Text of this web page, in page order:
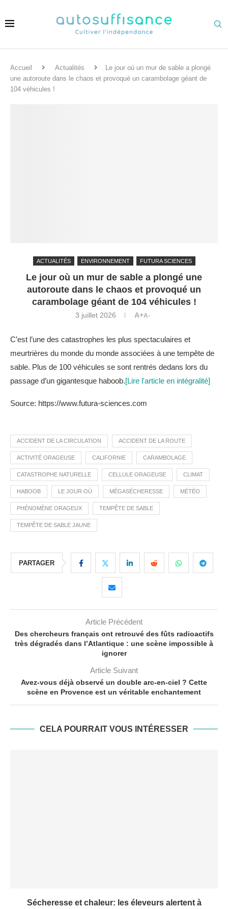
Accueil Actualités
Le jour où un mur de sable a plongé
une autoroute dans le chaos et provoqué un carambolage géant de
104 véhicules !
ACTUALITÉS ENVIRONNEMENT FUTURA SCIENCES
Le jour où un mur de sable a plongé une
autoroute dans le chaos et provoqué un
carambolage géant de 104 véhicules !
3 juillet 2026 A+A-
C’est l’une des catastrophes les plus spectaculaires et
meurtrières du monde du monde associées à une tempête de
sable. Plus de 100 véhicules se sont rentrés dedans lors du
passage d’un gigantesque haboob.[Lire l'article en intégralité]
Source: https://www.futura-sciences.com
ACCIDENT DE LA CIRCULATION ACCIDENT DE LA ROUTE
ACTIVITÉ ORAGEUSE CALIFORNIE CARAMBOLAGE
CATASTROPHE NATURELLE CELLULE ORAGEUSE CLIMAT
HABOOB LE JOUR OÙ MÉGASÉCHERESSE MÉTÉO
PHÉNOMÈNE ORAGEUX TEMPÊTE DE SABLE
TEMPÊTE DE SABLE JAUNE
PARTAGER
Article Précédent
Des chercheurs français ont retrouvé des fûts radioactifs
très dégradés dans l’Atlantique : une scène impossible à
ignorer
Article Suivant
Avez-vous déjà observé un double arc-en-ciel ? Cette
scène en Provence est un véritable enchantement
CELA POURRAIT VOUS INTÉRESSER
Sécheresse et chaleur: les éleveurs alertent à